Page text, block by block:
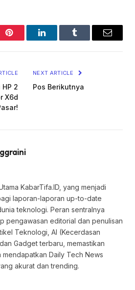
Pinterest LinkedInTumblr Email
2
X6d
NEXT ARTICLE
Pos Berikutnya
KabarTifa.ID, yang menjadi
laporan-laporan up-to-date
teknologi. Peran sentralnya
pengawasan editorial dan penulisan
Teknologi, AI (Kecerdasan
Gadget terbaru, memastikan
mendapatkan Daily Tech News
akurat dan trending.